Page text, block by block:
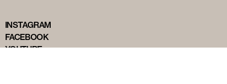
INSTAGRAM
FACEBOOK
YOUTUBE